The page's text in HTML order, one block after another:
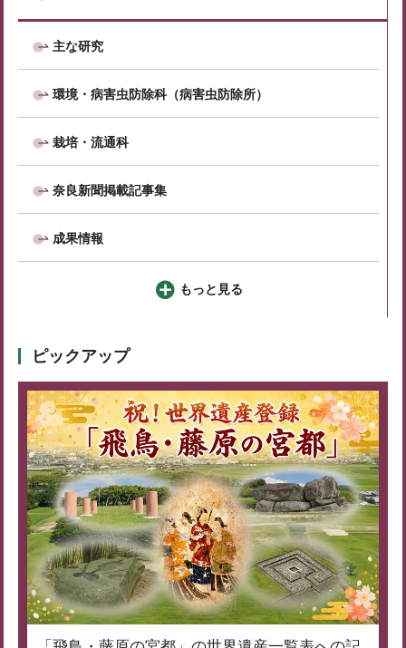
主な研究
環境・病害虫防除科（病害虫防除所）
栽培・流通科
奈良新聞掲載記事集
成果情報
もっと見る
ピックアップ